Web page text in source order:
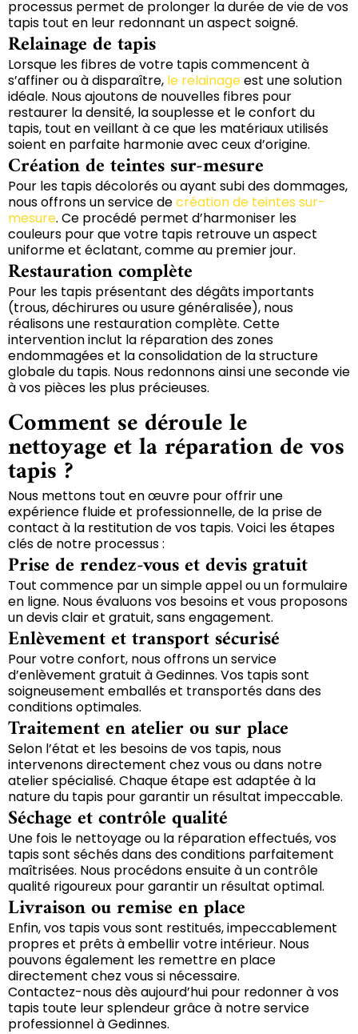
processus permet de prolonger la durée de vie de vos
tapis tout en leur redonnant un aspect soigné.
Relainage de tapis
Lorsque les fibres de votre tapis commencent à
s’affiner ou à disparaître, le relainageest une solution
idéale. Nous ajoutons de nouvelles fibres pour
restaurer la densité, la souplesse et le confort du
tapis, tout en veillant à ce que les matériaux utilisés
soient en parfaite harmonie avec ceux d’origine.
Création de teintes sur-mesure
Pour les tapis décolorés ou ayant subi des dommages,
nous offrons un service decréation de teintes sur-
mesure. Ce procédé permet d’harmoniser les
couleurs pour que votre tapis retrouve un aspect
uniforme et éclatant, comme au premier jour.
Restauration complète
Pour les tapis présentant des dégâts importants
(trous, déchirures ou usure généralisée), nous
réalisons une restauration complète. Cette
intervention inclut la réparation des zones
endommagées et la consolidation de la structure
globale du tapis. Nous redonnons ainsi une seconde vie
à vos pièces les plus précieuses.
Comment se déroule le
nettoyage et la réparation de vos
tapis ?
Nous mettons tout en œuvre pour offrir une
expérience fluide et professionnelle, de la prise de
contact à la restitution de vos tapis. Voici les étapes
clés de notre processus :
Prise de rendez-vous et devis gratuit
Tout commence par un simple appel ou un formulaire
en ligne. Nous évaluons vos besoins et vous proposons
un devis clair et gratuit, sans engagement.
Enlèvement et transport sécurisé
Pour votre confort, nous offrons un service
d’enlèvement gratuit à Gedinnes. Vos tapis sont
soigneusement emballés et transportés dans des
conditions optimales.
Traitement en atelier ou sur place
Selon l’état et les besoins de vos tapis, nous
intervenons directement chez vous ou dans notre
atelier spécialisé. Chaque étape est adaptée à la
nature du tapis pour garantir un résultat impeccable.
Séchage et contrôle qualité
Une fois le nettoyage ou la réparation effectués, vos
tapis sont séchés dans des conditions parfaitement
maîtrisées. Nous procédons ensuite à un contrôle
qualité rigoureux pour garantir un résultat optimal.
Livraison ou remise en place
Enfin, vos tapis vous sont restitués, impeccablement
propres et prêts à embellir votre intérieur. Nous
pouvons également les remettre en place
directement chez vous si nécessaire.
Contactez-nous dès aujourd’hui pour redonner à vos
tapis toute leur splendeur grâce à notre service
professionnel à Gedinnes.